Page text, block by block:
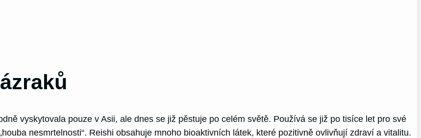
vyskytovala pouze v Asii, ale dnes se již pěstuje po celém světě. Používá se již po tisíce let pro své
nesmrtelnosti“. Reishi obsahuje mnoho bioaktivních látek, které pozitivně ovlivňují zdraví a vitalitu.